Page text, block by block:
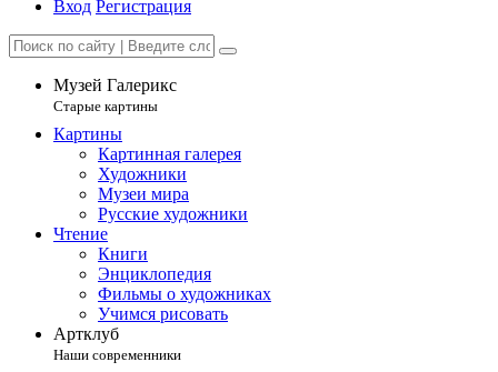
Вход Регистрация
Музей Галерикс
Старые картины
Картины
Картинная галерея
Художники
Музеи мира
Русские художники
Чтение
Книги
Энциклопедия
Фильмы о художниках
Учимся рисовать
Артклуб
Наши современники